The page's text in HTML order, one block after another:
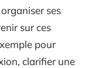
ses
sur ces
pour
clarifier une